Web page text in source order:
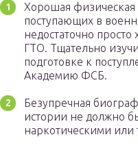
Хорошая
поступающих в
недостаточно
ГТО. Тщательно
подготовке к
Академию ФСБ.
Безупречная
истории не должно
наркотическими